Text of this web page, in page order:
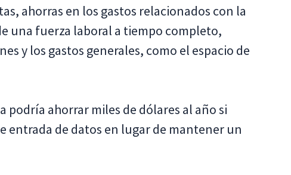
ahorras en los gastos relacionados con la
una fuerza laboral a tiempo completo,
y los gastos generales, como el espacio de
podría ahorrar miles de dólares al año si
entrada de datos en lugar de mantener un